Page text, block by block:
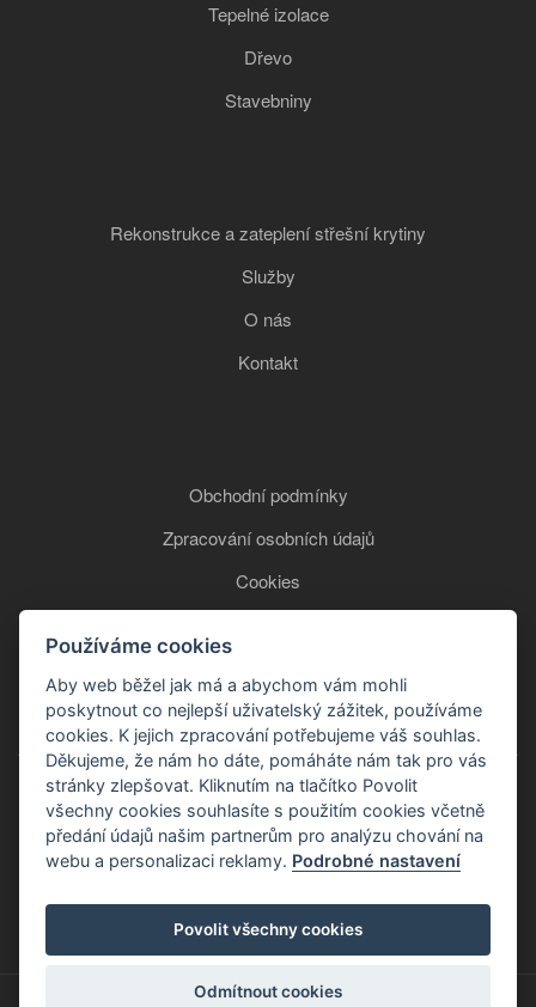
Tepelné izolace
Dřevo
Stavebniny
Rekonstrukce a zateplení střešní krytiny
Služby
O nás
Kontakt
Obchodní podmínky
Zpracování osobních údajů
Cookies
+420 777 850 465
Používáme cookies
Aby web běžel jak má a abychom vám mohli
poskytnout co nejlepší uživatelský zážitek, používáme
cookies. K jejich zpracování potřebujeme váš souhlas.
Děkujeme, že nám ho dáte, pomáháte nám tak pro vás
stránky zlepšovat. Kliknutím na tlačítko Povolit
všechny cookies souhlasíte s použitím cookies včetně
předání údajů našim partnerům pro analýzu chování na
webu a personalizaci reklamy. Podrobné nastavení
Povolit všechny cookies
Odmítnout cookies